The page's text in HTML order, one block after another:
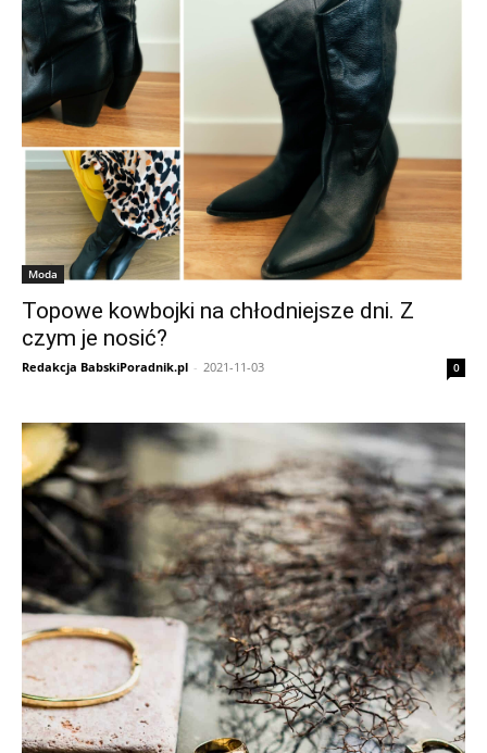
Moda
Topowe kowbojki na chłodniejsze dni. Z
czym je nosić?
Redakcja BabskiPoradnik.pl - 2021-11-03 0